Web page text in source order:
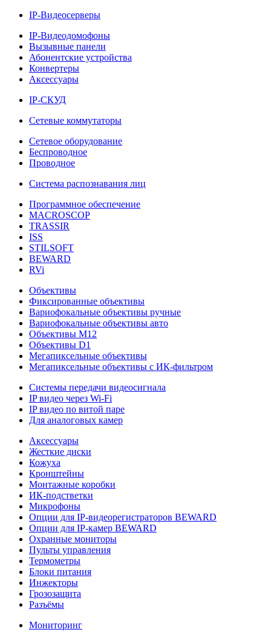
IP-Видеосерверы
IP-Видеодомофоны
Вызывные панели
Абонентские устройства
Конвертеры
Аксессуары
IP-СКУД
Сетевые коммутаторы
Сетевое оборудование
Беспроводное
Проводное
Система распознавания лиц
Программное обеспечение
MACROSCOP
TRASSIR
ISS
STILSOFT
BEWARD
RVi
Объективы
Фиксированные объективы
Вариофокальные объективы ручные
Вариофокальные объективы авто
Объективы М12
Объективы D1
Мегапиксельные объективы
Мегапиксельные объективы с ИК-фильтром
Системы передачи видеосигнала
IP видео через Wi-Fi
IP видео по витой паре
Для аналоговых камер
Аксессуары
Жесткие диски
Кожуха
Кронштейны
Монтажные коробки
ИК-подстветки
Микрофоны
Опции для IP-видеорегистраторов BEWARD
Опции для IP-камер BEWARD
Охранные мониторы
Пульты управления
Термометры
Блоки питания
Инжекторы
Грозозащита
Разъёмы
Мониторинг